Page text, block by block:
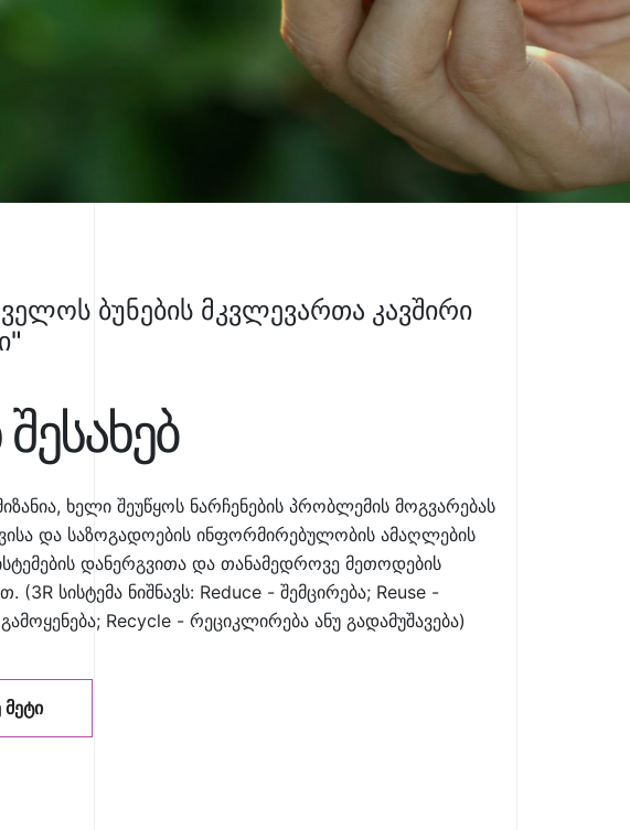
ბუნების მკვლევართა კავშირი
ხელი შეუწყოს ნარჩენების პრობლემის მოგვარებას
და საზოგადოების ინფორმირებულობის ამაღლების
დანერგვითა და თანამედროვე მეთოდების
(3R სისტემა ნიშნავს: Reduce - შემცირება; Reuse -
Recycle - რეციკლირება ანუ გადამუშავება)
ᲛᲔᲢᲘ